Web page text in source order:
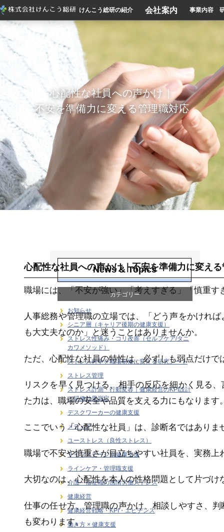
けんこう総研の紹介 会社案内 事業内容
心配性な社員への声かけ｜
不安を準備力に変える管理職対応
心配性な社員への声かけ｜不安を準備力に変え
職場には、「不安が強い」「考えすぎる」「慎重
人事総務や管理職の立場では、「どう声をかけれ
も大丈夫なのか」と迷うことはありませんか。
ただ、心配性な社員の特性は、必ずしも弱点だけで
リスクを早く見つける、相手の反応を細かく見る
た力は、職場の安全や品質を支える力にもなります
ここでいう「心配性な社員」は、診断名ではありま
職場で不安や慎重さが目立ちやすい社員を、実務
大切なのは、心配性を本人の性格問題として片づけ
仕事の任せ方、管理職の声かけ、相談しやすさ、
も変わります。
News & Topics
カテゴリー
お知らせ
シニア層（キャリア後期の健康支援）
ストレス性痛み・コリ改善（セルフケア/タニ
カワメソッド）
ストレス科学を職場研修に変える研究ノート
ストレス管理
ストレス計測・行動変容｜健康経営のKPI設計
と研修効果測定
デスクワーカーの健康支援
メディア
ユーストレス（良性ストレス）
ライフステージ別健康支援
ラインケア・管理職支援
介護・福祉職の感情労働ストレス
健康経営
健康経営戦略・KPI・エビデンス
働き方 × 健康支援